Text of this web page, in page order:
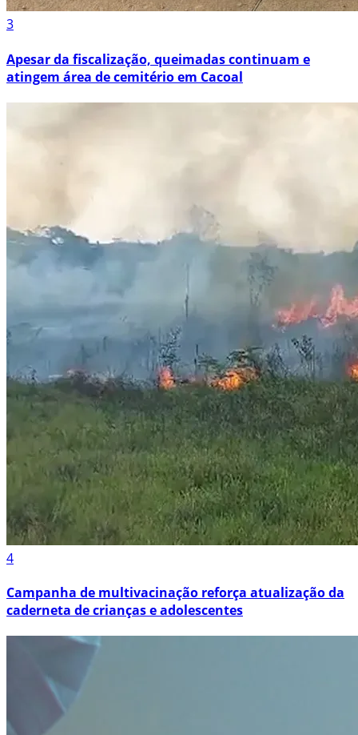
3
Apesar da fiscalização, queimadas continuam e
atingem área de cemitério em Cacoal
4
Campanha de multivacinação reforça atualização da
caderneta de crianças e adolescentes